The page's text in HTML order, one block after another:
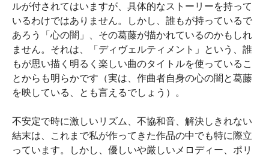
ルが付されてはいますが、具体的なストーリーを持って
いるわけではありません。しかし、誰もが持っているで
あろう「心の闇」、その葛藤が描かれているのかもしれ
ません。それは、「ディヴェルティメント」という、誰
もが思い描く明るく楽しい曲のタイトルを使っているこ
とからも明らかです（実は、作曲者自身の心の闇と葛藤
を映している、とも言えるでしょう）。
不安定で時に激しいリズム、不協和音、解決しきれない
結末は、これまで私が作ってきた作品の中でも特に際立
っています。しかし、優しいや厳しいメロディー、ポリ